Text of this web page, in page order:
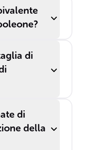
di
di
della